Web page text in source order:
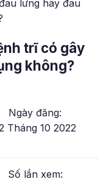
lưng hay đau
trĩ có gây
không?
Ngày đăng:
Tháng 10 2022
Số lần xem: